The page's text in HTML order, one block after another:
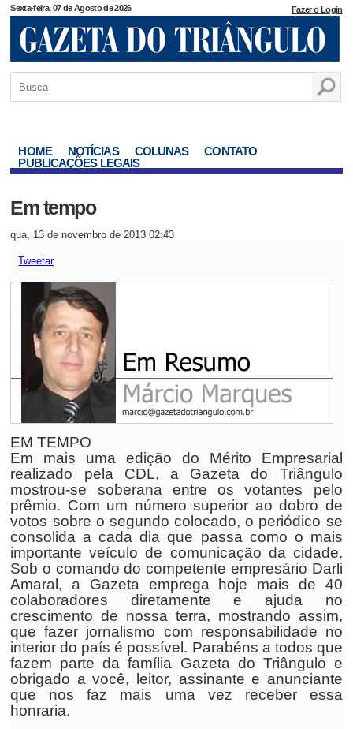
Sexta-feira, 07 de Agosto de 2026 Fazer o Login
HOME NOTÍCIAS COLUNAS
CONTATO
PUBLICAÇÕES LEGAIS
Em tempo
qua, 13 de novembro de 2013 02:43
Tweetar
EM TEMPO
Em mais uma edição do Mérito Empresarial
realizado pela CDL, a Gazeta do Triângulo
mostrou-se soberana entre os votantes pelo
prêmio. Com um número superior ao dobro de
votos sobre o segundo colocado, o periódico se
consolida a cada dia que passa como o mais
importante veículo de comunicação da cidade.
Sob o comando do competente empresário Darli
Amaral, a Gazeta emprega hoje mais de 40
colaboradores diretamente e ajuda no
crescimento de nossa terra, mostrando assim,
que fazer jornalismo com responsabilidade no
interior do país é possível. Parabéns a todos que
fazem parte da família Gazeta do Triângulo e
obrigado a você, leitor, assinante e anunciante
que nos faz mais uma vez receber essa
honraria.